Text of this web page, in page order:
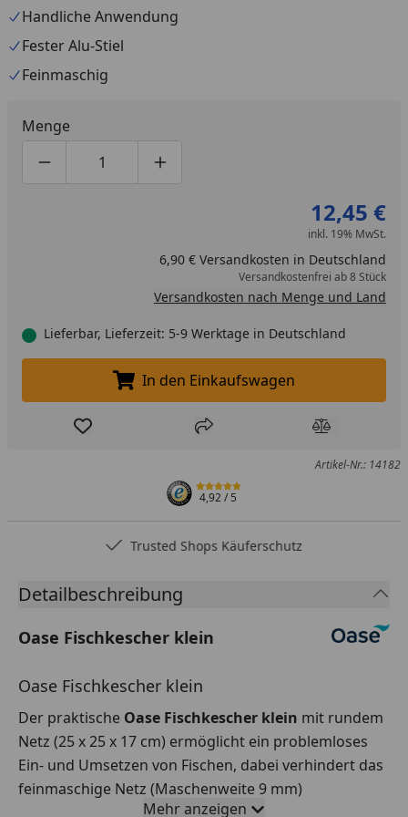
Handliche Anwendung
Fester Alu-Stiel
Feinmaschig
Menge
Produktmenge um eins verringern
Produktmenge manuell eingeben
Produktmenge um eins erhöhen
12,45 €
inkl. 19% MwSt.
6,90 € Versandkosten in Deutschland
Versandkostenfrei ab 8 Stück
Versandkosten nach Menge und Land
Lieferbar, Lieferzeit: 5-9 Werktage in Deutschland
In den Einkaufswagen legen
In den Einkaufswagen
Produkt zur Wunschliste hinzufügen
Teilen Produkt
Artikel-Nr.: 14182
4,92/ 5
Trusted Shops Käuferschutz
Detailbeschreibung
Oase Fischkescher klein
Oase Fischkescher klein
Der praktische Oase Fischkescher klein mit rundem
Netz (25 x 25 x 17 cm) ermöglicht ein problemloses
Ein- und Umsetzen von Fischen, dabei verhindert das
feinmaschige Netz (Maschenweite 9 mm)
Mehr anzeigen